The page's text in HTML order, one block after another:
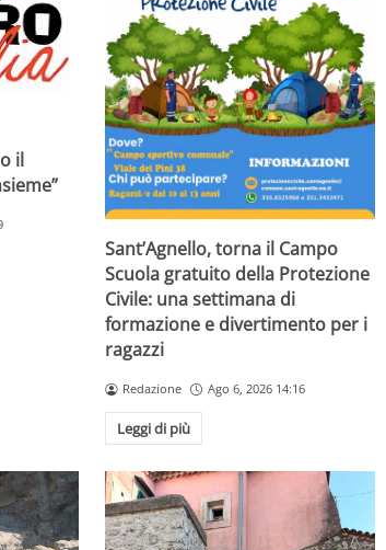
il
Sant’Agnello, torna il Campo
Scuola gratuito della Protezione
Civile: una settimana di
formazione e divertimento per i
ragazzi
Redazione Ago 6, 2026 14:16
Leggi di più